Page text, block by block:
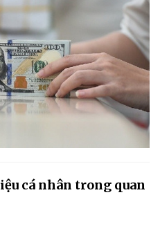
cá nhân trong quan